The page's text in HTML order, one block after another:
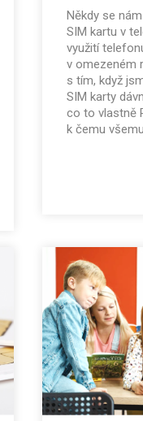
Někdy se
SIM kartu v
využití
v omezeném
s tím, když
SIM karty
co to vlastně
k čemu